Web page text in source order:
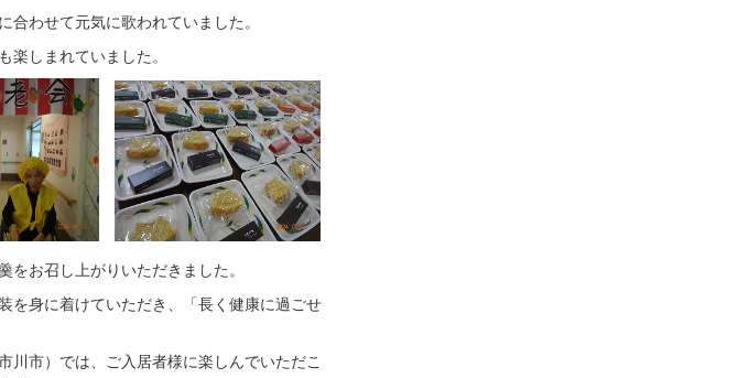
わせて元気に歌われていました。
しまれていました。
お召し上がりいただきました。
を身に着けていただき 、「長く健康に過ごせ
川市）では、ご入居者様に楽しんでいただこ